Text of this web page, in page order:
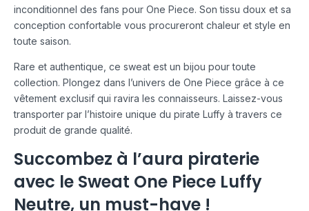
inconditionnel des fans pour One Piece. Son tissu doux et sa
conception confortable vous procureront chaleur et style en
toute saison.
Rare et authentique, ce sweat est un bijou pour toute
collection. Plongez dans l’univers de One Piece grâce à ce
vêtement exclusif qui ravira les connaisseurs. Laissez-vous
transporter par l’histoire unique du pirate Luffy à travers ce
produit de grande qualité.
Succombez à l’aura piraterie
avec le Sweat One Piece Luffy
Neutre, un must-have !